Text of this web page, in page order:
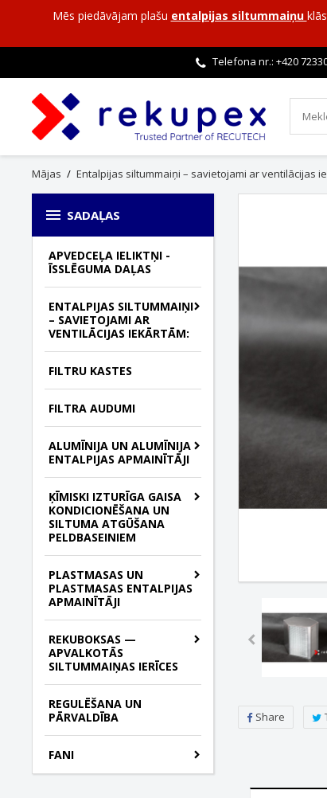
Mēs piedāvājam plašu entalpijas siltummaiņu
Telefona nr.: +420
Mājas Entalpijas siltummaiņi – savietojami ar ventilācijas
 SADAĻAS
APVEDCEĻA IELIKTŅI -
ĪSSLĒGUMA DAĻAS
ENTALPIJAS SILTUMMAIŅI
– SAVIETOJAMI AR
VENTILĀCIJAS IEKĀRTĀM:
FILTRU KASTES
FILTRA AUDUMI
ALUMĪNIJA UN ALUMĪNIJA
ENTALPIJAS APMAINĪTĀJI
ĶĪMISKI IZTURĪGA GAISA
KONDICIONĒŠANA UN
SILTUMA ATGŪŠANA
PELDBASEINIEM
PLASTMASAS UN
PLASTMASAS ENTALPIJAS
APMAINĪTĀJI
REKUBOKSAS —
APVALKOTĀS
SILTUMMAIŅAS IERĪCES
REGULĒŠANA UN
PĀRVALDĪBA
FANI
Share